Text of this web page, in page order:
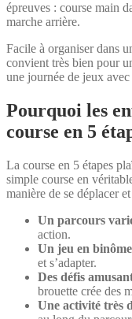
épreuves : course main
marche arrière.
Facile à organiser dans
convient très bien pour
une journée de jeux
Pourquoi les
course en 5
La course en 5 étapes
simple course en
manière de se déplacer
Un parcours
action.
Un jeu en
et s’adapter.
Des défis
brouette crée des
Une activité très